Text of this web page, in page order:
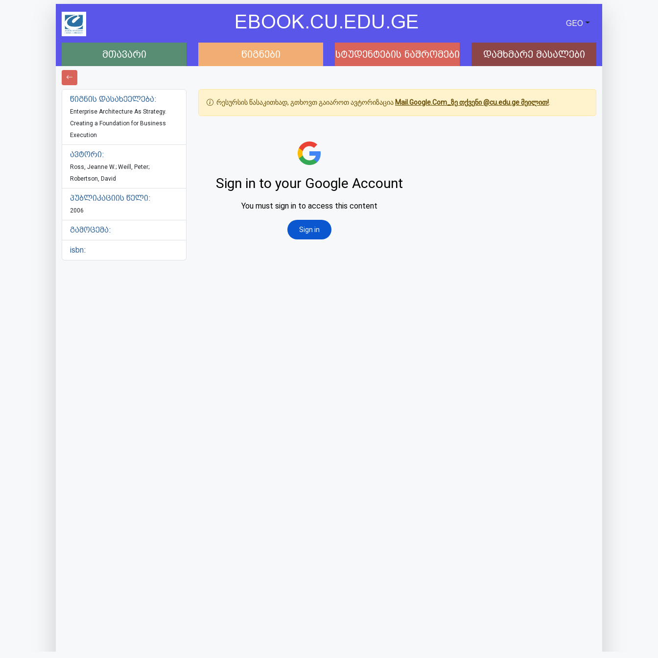
EBOOK.CU.EDU.GE GEO
მთავარი წიგნები სტუდენტების ნაშრომები დამხმარე მასალები
წიგნის დასახეელება:
Enterprise Architecture As Strategy.
Creating a Foundation for Business
Execution
ავტორი:
Ross, Jeanne W.; Weill, Peter;
Robertson, David
პუბლიკაციის წელი:
2006
გამოცემა:
isbn:
რესურსის წასაკითხად, გთხოვთ გაიაროთ ავტორიზაცია Mail.Google.Com_ზე თქვენი @cu.edu.ge მეილით!